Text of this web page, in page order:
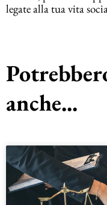
legate alla tua vita
anche...